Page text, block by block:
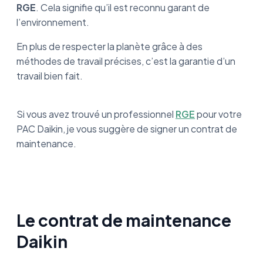
RGE. Cela signifie qu’il est reconnu garant de
l’environnement.
En plus de respecter la planète grâce à des
méthodes de travail précises, c’est la garantie d’un
travail bien fait.
Si vous avez trouvé un professionnel RGEpour votre
PAC Daikin, je vous suggère de signer un contrat de
maintenance.
Le contrat de maintenance
Daikin